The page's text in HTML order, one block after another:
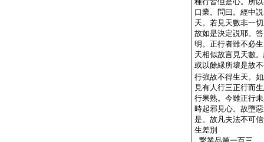
口業。問曰。經中
天。若見天數非一
故如是決定説耶。
明。正行者雖不必
天相似故言見天數
或以餘縁所壞是故
行強故不得生天。
見有人行三正行而
行果熟。今雖正行
時起邪見心。故墮
是。故凡夫法不可
生差別